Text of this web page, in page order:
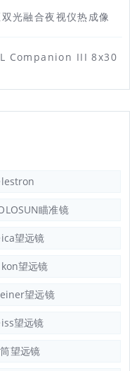
光融合夜视仪热成像
Companion III 8x30
瞄准镜
望远镜
望远镜
望远镜
望远镜
望远镜